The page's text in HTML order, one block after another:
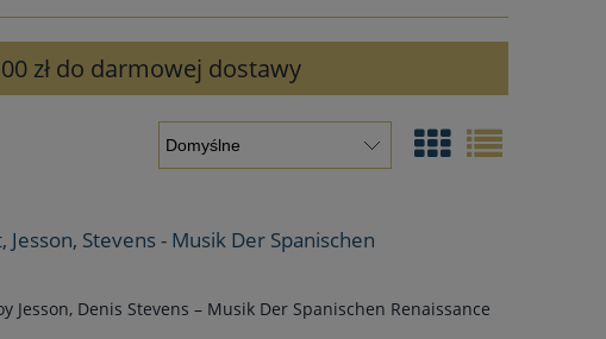
zł do darmowej dostawy
Stevens - Musik Der Spanischen
Jesson, Denis Stevens – Musik Der Spanischen Renaissance